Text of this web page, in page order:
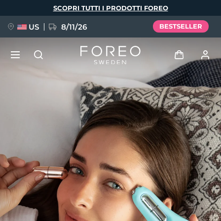
SCOPRI TUTTI I PRODOTTI FOREO
US 8/11/26 BESTSELLER
Accedi
Profilo utente
I miei dispositivi
I miei ordini
I miei indirizzi
I miei abbonamenti
FAQ™ Pure Beauty-Tech Elixir
BREAKING NEWS
issa™ Teeth Whitening Set
Deutsch
Español
Italiano
Português
Polski
Svenska
Русский
Türkçe
简体中文 繁體中文